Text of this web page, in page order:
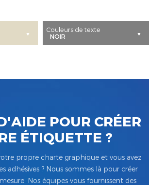
Couleurs de texte
POUR CRÉER
ÉTIQUETTE ?
propre charte graphique et vous avez
adhésives ? Nous sommes là pour créer
Nos équipes vous fournissent des